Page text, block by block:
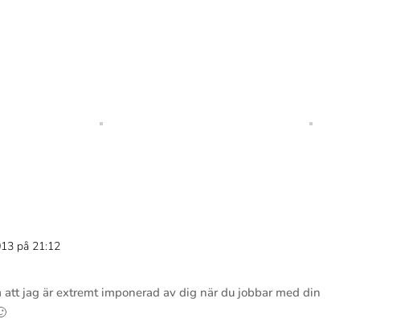
på 21:12
att jag är extremt imponerad av dig när du jobbar med din